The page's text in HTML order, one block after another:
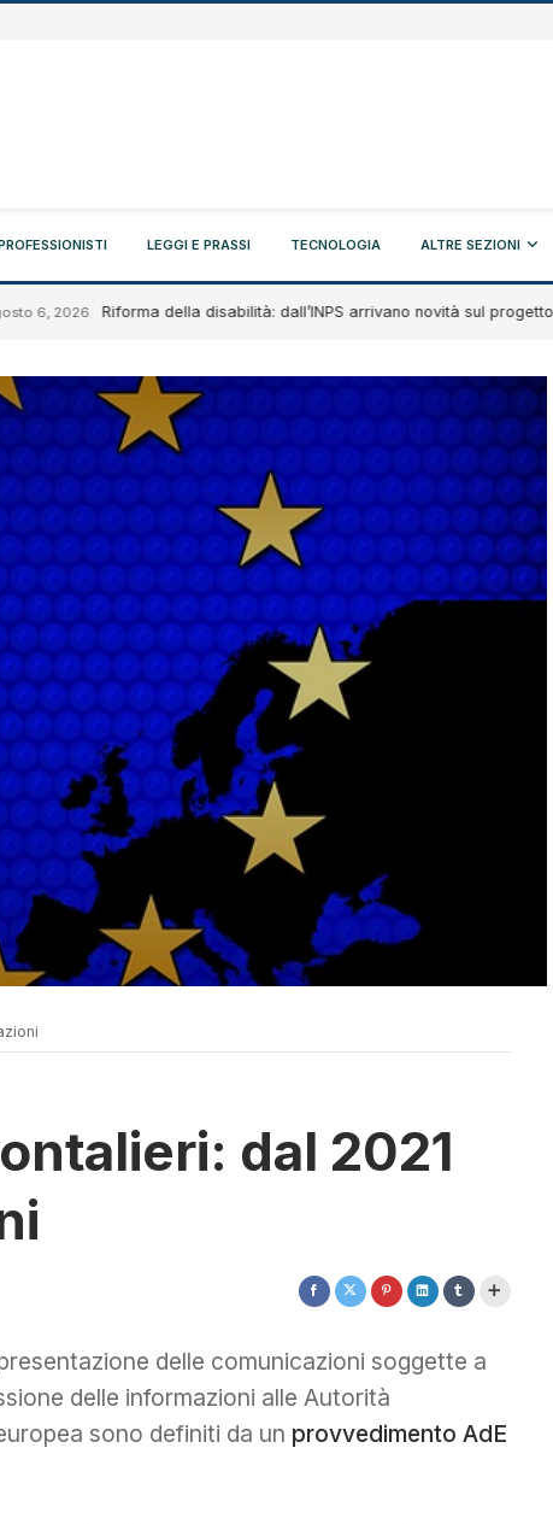
LEGGI E PRASSI TECNOLOGIA ALTRE SEZIONI
2026 Riforma della disabilità: dall’INPS arrivano novità sul progetto di vita
dal 2021
delle comunicazioni soggette a
delle informazioni alle Autorità
sono definiti da un provvedimento AdE